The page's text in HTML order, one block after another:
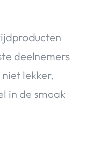
deelnemers
lekker,
in de smaak